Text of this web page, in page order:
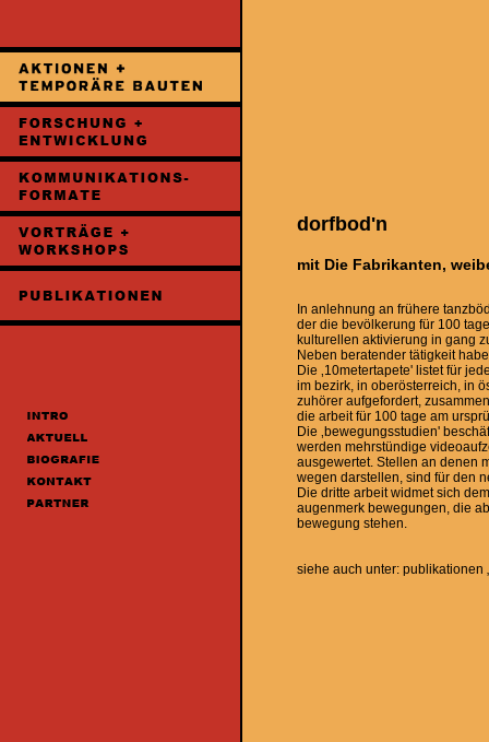
dorfbod'n
mit Die Fabrikanten,
In anlehnung an frühere
der die bevölkerung für 100
kulturellen aktivierung in gang
Neben beratender tätigkeit
Die ‚10metertapete' listet für
im bezirk, in oberösterreich, in
zuhörer aufgefordert,
die arbeit für 100 tage am
Die ‚bewegungsstudien'
werden mehrstündige
ausgewertet. Stellen an denen
wegen darstellen, sind für den
Die dritte arbeit widmet sich
augenmerk bewegungen, die
bewegung stehen.
siehe auch unter: publikationen